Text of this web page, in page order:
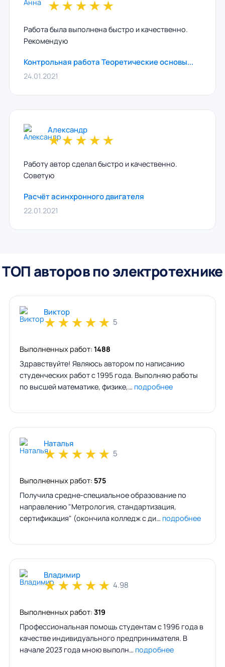
★★★★★
Работа была выполнена быстро и качественно.
Рекомендую
Контрольная работа Теоретические основы...
24.01.2021
Александр
★★★★★
Работу автор сделал быстро и качественно.
Советую
Расчёт асинхронного двигателя
22.01.2021
ТОП авторов по электротехнике
Виктор
★★★★★ 5
Выполненных работ: 1488
Здравствуйте! Являюсь автором по написанию
студенческих работ с 1995 года. Выполняю работы
по высшей математике, физике,… подробнее
Наталья
★★★★★ 5
Выполненных работ: 575
Получила средне-специальное образование по
направлению "Метрология, стандартизация,
сертификация" (окончила колледж с ди… подробнее
Владимир
★★★★★ 4.98
Выполненных работ: 319
Профессиональная помощь студентам с 1996 года в
качестве индивидуального предпринимателя. В
начале 2023 года мною выполн… подробнее